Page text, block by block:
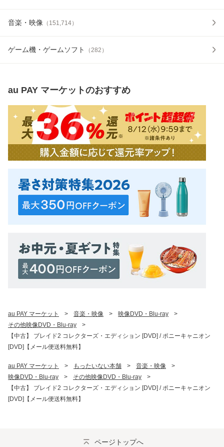
音楽・映像 （ 151,714）
ゲーム機・ゲームソフト （282 ）
au PAY マーケットのおすすめ
au PAY マーケット > 音楽・映像 > 映像DVD・Blu-ray
>
その他映像DVD・Blu-ray
>
【中古】 ブレイド2 コレクターズ・エディション [DVD] / ポニーキャニオン
[DVD]【メール便送料無料】
au PAY マーケット > もったいない本舗 > 音楽・映像
>
映像DVD・Blu-ray
> その他映像DVD・Blu-ray
>
【中古】 ブレイド2 コレクターズ・エディション [DVD] / ポニーキャニオン
[DVD]【メール便送料無料】
ページトップへ